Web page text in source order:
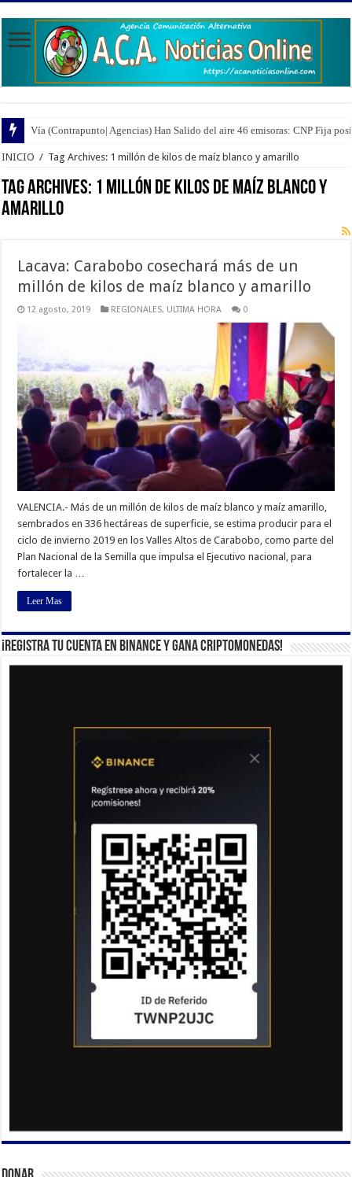
Vía (Contrapunto| Agencias) Han Salido del aire 46 emisoras: CNP Fija
INICIO / Tag Archives: 1 millón de kilos de maíz blanco y amarillo
Tag Archives: 1 millón de kilos de maíz blanco y
amarillo
Lacava: Carabobo cosechará más de un
millón de kilos de maíz blanco y amarillo
12 agosto, 2019 REGIONALES, ULTIMA HORA 0
VALENCIA.- Más de un millón de kilos de maíz blanco y maíz amarillo,
sembrados en 336 hectáreas de superficie, se estima producir para el
ciclo de invierno 2019 en los Valles Altos de Carabobo, como parte del
Plan Nacional de la Semilla que impulsa el Ejecutivo nacional, para
fortalecer la …
Leer Mas
¡Registra tu cuenta en Binance y gana criptomonedas!